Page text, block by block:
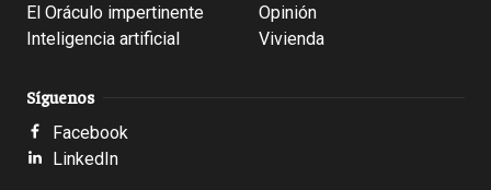
El Oráculo impertinente
Inteligencia artificial
Opinión
Vivienda
Síguenos
Facebook
LinkedIn